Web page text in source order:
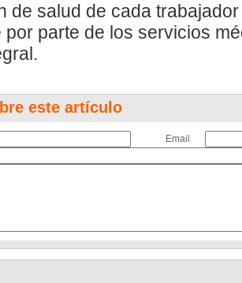
de salud de cada
por parte de los servicios
este artículo
Email